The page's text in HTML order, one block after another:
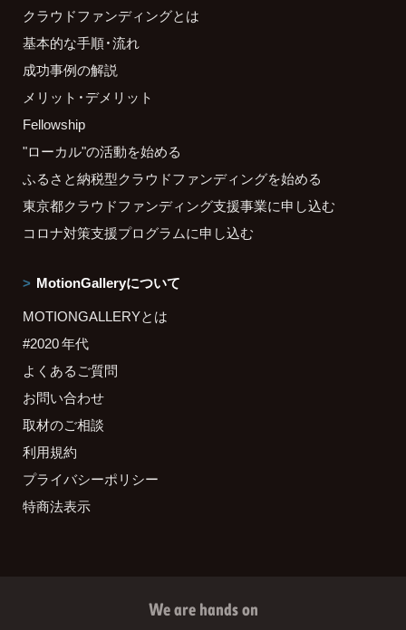
クラウドファンディングとは
基本的な手順・流れ
成功事例の解説
メリット・デメリット
Fellowship
"ローカル"の活動を始める
ふるさと納税型クラウドファンディングを始める
東京都クラウドファンディング支援事業に申し込む
コロナ対策支援プログラムに申し込む
MotionGalleryについて
MOTIONGALLERYとは
#2020 年代
よくあるご質問
お問い合わせ
取材のご相談
利用規約
プライバシーポリシー
特商法表示
We are hands on